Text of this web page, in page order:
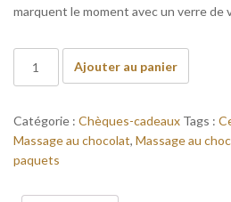
marquent le moment avec un verre de
FOR
TWO
Wellness
Ajouter au panier
Catégorie : Chèques-cadeaux Tags :
Massage au chocolat, Massage au
paquets